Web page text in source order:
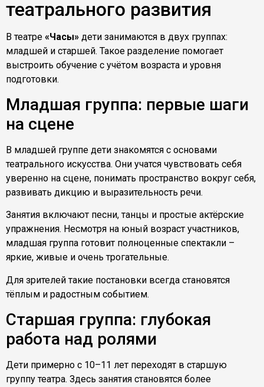
театрального развития
В театре «Часы» дети занимаются в двух группах:
младшей и старшей. Такое разделение помогает
выстроить обучение с учётом возраста и уровня
подготовки.
Младшая группа: первые шаги
на сцене
В младшей группе дети знакомятся с основами
театрального искусства. Они учатся чувствовать себя
уверенно на сцене, понимать пространство вокруг себя,
развивать дикцию и выразительность речи.
Занятия включают песни, танцы и простые актёрские
упражнения. Несмотря на юный возраст участников,
младшая группа готовит полноценные спектакли –
яркие, живые и очень трогательные.
Для зрителей такие постановки всегда становятся
тёплым и радостным событием.
Старшая группа: глубокая
работа над ролями
Дети примерно с 10–11 лет переходят в старшую
группу театра. Здесь занятия становятся более